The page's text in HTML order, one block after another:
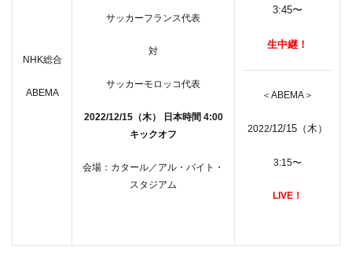
NHK総合
ABEMA
サッカーフランス代表
対
サッカーモロッコ代表
2022/12/15（木） 日本時間 4:00
キックオフ
会場：カタール／アル・バイト・
スタジアム
3:45〜
生中継！
＜ABEMA＞
2022/12/15（木）
3:15〜
LIVE！